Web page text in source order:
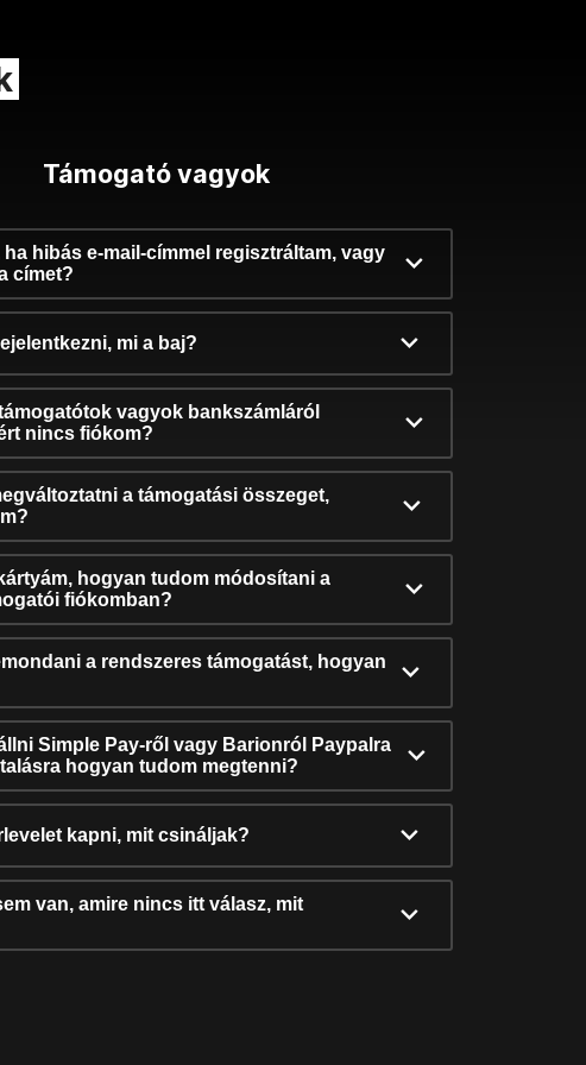
Támogató vagyok
ha hibás e-mail-címmel regisztráltam, vagy
címet?
mi a baj?
vagyok bankszámláról
nincs fiókom?
a támogatási összeget,
hogyan tudom módosítani a
fiókomban?
a rendszeres támogatást, hogyan
Simple Pay-ről vagy Barionról Paypalra
hogyan tudom megtenni?
kapni, mit csináljak?
van, amire nincs itt válasz, mit